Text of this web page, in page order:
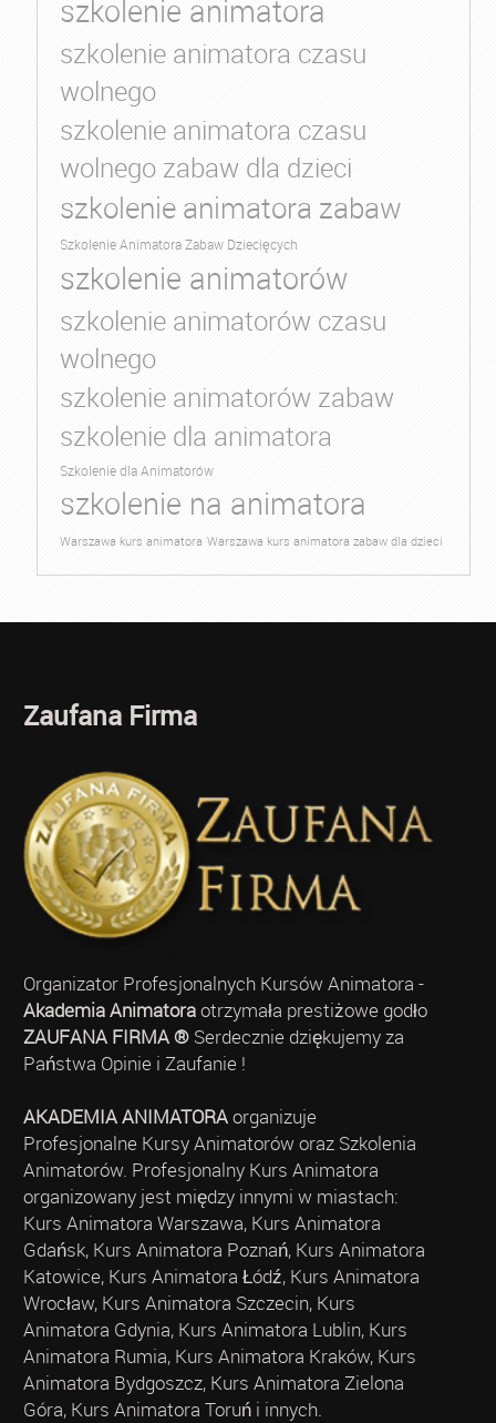
szkolenie animatora
szkolenie animatora czasu
wolnego
szkolenie animatora czasu
wolnego zabaw dla dzieci
szkolenie animatora zabaw
Szkolenie Animatora Zabaw Dziecięcych
szkolenie animatorów
szkolenie animatorów czasu
wolnego
szkolenie animatorów zabaw
szkolenie dla animatora
Szkolenie dla Animatorów
szkolenie na animatora
Warszawa kurs animatora Warszawa kurs animatora zabaw dla dzieci
Zaufana Firma
Organizator Profesjonalnych Kursów Animatora -
Akademia Animatoraotrzymała prestiżowe godło
ZAUFANA FIRMA ®Serdecznie dziękujemy za
Państwa Opinie i Zaufanie !
AKADEMIA ANIMATORAorganizuje
Profesjonalne Kursy Animatorów oraz Szkolenia
Animatorów. Profesjonalny Kurs Animatora
organizowany jest między innymi w miastach:
Kurs Animatora Warszawa, Kurs Animatora
Gdańsk, Kurs Animatora Poznań, Kurs Animatora
Katowice, Kurs Animatora Łódź, Kurs Animatora
Wrocław, Kurs Animatora Szczecin, Kurs
Animatora Gdynia, Kurs Animatora Lublin, Kurs
Animatora Rumia, Kurs Animatora Kraków, Kurs
Animatora Bydgoszcz, Kurs Animatora Zielona
Góra, Kurs Animatora Toruń i innych.